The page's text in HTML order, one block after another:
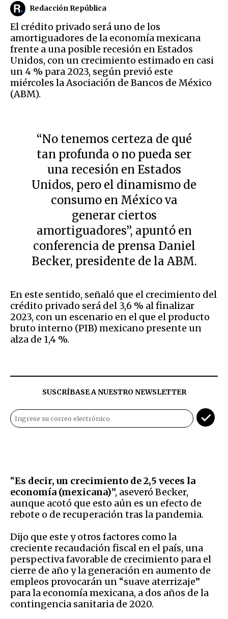
Redacción República
El crédito privado será uno de los
amortiguadores de la economía mexicana
frente a una posible recesión en Estados
Unidos, con un crecimiento estimado en casi
un 4 % para 2023, según previó este
miércoles la Asociación de Bancos de México
(ABM).
“No tenemos certeza de qué
tan profunda o no pueda ser
una recesión en Estados
Unidos, pero el dinamismo de
consumo en México va
generar ciertos
amortiguadores”, apuntó en
conferencia de prensa Daniel
Becker, presidente de la ABM.
En este sentido, señaló que el crecimiento del
crédito privado será del 3,6 % al finalizar
2023, con un escenario en el que el producto
bruto interno (PIB) mexicano presente un
alza de 1,4 %.
SUSCRÍBASE A NUESTRO NEWSLETTER
“Es decir, un crecimiento de 2,5 veces la
economía (mexicana)”, aseveró Becker,
aunque acotó que esto aún es un efecto de
rebote o de recuperación tras la pandemia.
Dijo que este y otros factores como la
creciente recaudación fiscal en el país, una
perspectiva favorable de crecimiento para el
cierre de año y la generación en aumento de
empleos provocarán un “suave aterrizaje”
para la economía mexicana, a dos años de la
contingencia sanitaria de 2020.